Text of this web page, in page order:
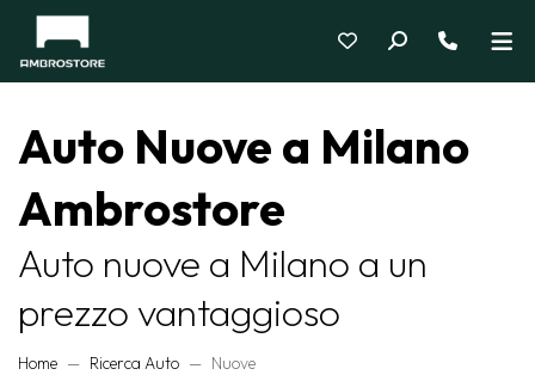
Auto Nuove a Milano
Ambrostore
Auto nuove a Milano a un
prezzo vantaggioso
Home Ricerca Auto Nuove